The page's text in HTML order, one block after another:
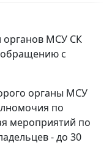
органов МСУ СК
с
органы МСУ
по
мероприятий по
- до 30